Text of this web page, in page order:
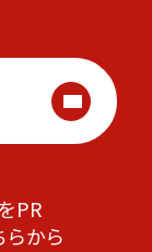
PR
から